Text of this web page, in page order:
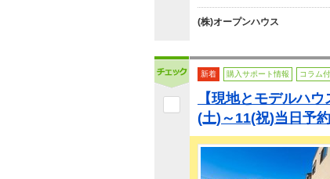
(株)オープンハウス
新着 購入サポート情報 コラム
【現地とモデルハ
(土)～11(祝)当日予